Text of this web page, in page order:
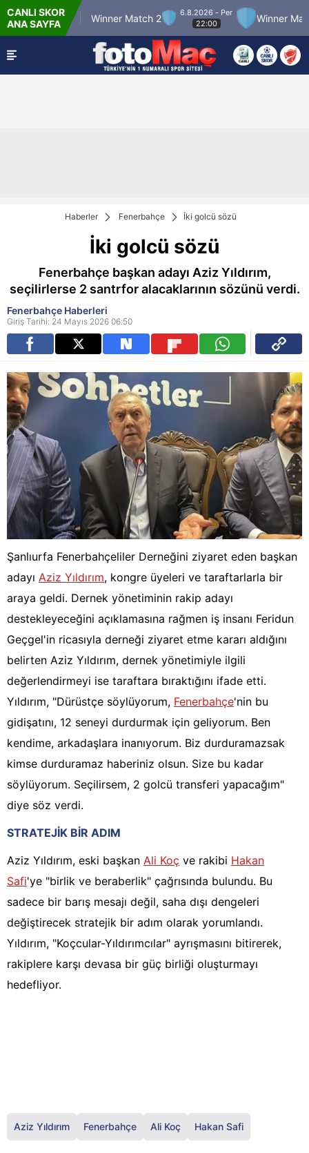
CANLI SKOR
ANA SAYFA
Match 12 Winner Match 2
6.8.2026 - Per
22:00
Winner Match
Haberler Fenerbahçe İki golcü sözü
İki golcü sözü
Fenerbahçe başkan adayı Aziz Yıldırım,
seçilirlerse 2 santrfor alacaklarının sözünü verdi.
Fenerbahçe Haberleri
Giriş Tarihi: 24 Mayıs 2026 06:50
Şanlıurfa Fenerbahçeliler Derneğini ziyaret eden başkan
adayı Aziz Yıldırım, kongre üyeleri ve taraftarlarla bir
araya geldi. Dernek yönetiminin rakip adayı
destekleyeceğini açıklamasına rağmen iş insanı Feridun
Geçgel'in ricasıyla derneği ziyaret etme kararı aldığını
belirten Aziz Yıldırım, dernek yönetimiyle ilgili
değerlendirmeyi ise taraftara bıraktığını ifade etti.
Yıldırım, "Dürüstçe söylüyorum, Fenerbahçe'nin bu
gidişatını, 12 seneyi durdurmak için geliyorum. Ben
kendime, arkadaşlara inanıyorum. Biz durduramazsak
kimse durduramaz haberiniz olsun. Size bu kadar
söylüyorum. Seçilirsem, 2 golcü transferi yapacağım"
diye söz verdi.
STRATEJİK BİR ADIM
Aziz Yıldırım, eski başkan Ali Koç ve rakibi Hakan
Safi'ye "birlik ve beraberlik" çağrısında bulundu. Bu
sadece bir barış mesajı değil, saha dışı dengeleri
değiştirecek stratejik bir adım olarak yorumlandı.
Yıldırım, "Koçcular-Yıldırımcılar" ayrışmasını bitirerek,
rakiplere karşı devasa bir güç birliği oluşturmayı
hedefliyor.
Aziz Yıldırım Fenerbahçe Ali Koç Hakan Safi